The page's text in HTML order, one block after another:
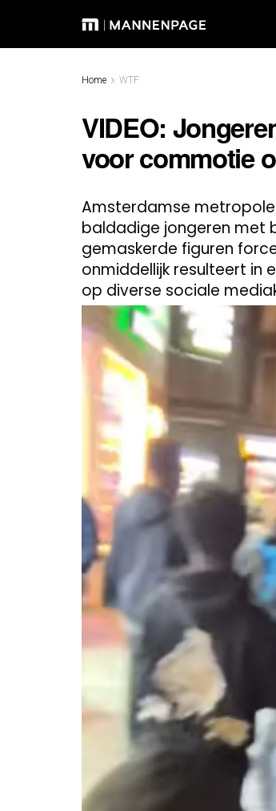
Home WTF
VIDEO:
voor commotie
Amsterdamse
baldadige jongeren met
gemaskerde figuren
onmiddellijk resulteert in
op diverse sociale